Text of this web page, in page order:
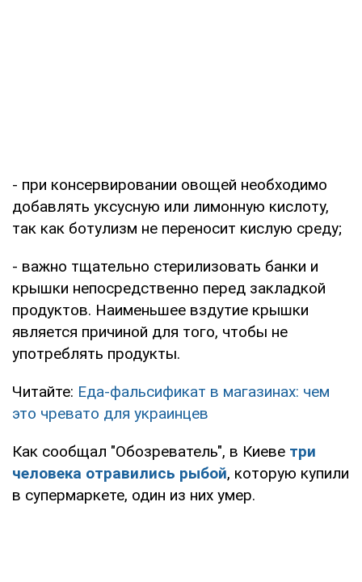
- при консервировании овощей необходимо
добавлять уксусную или лимонную кислоту,
так как ботулизм не переносит кислую среду;
- важно тщательно стерилизовать банки и
крышки непосредственно перед закладкой
продуктов. Наименьшее вздутие крышки
является причиной для того, чтобы не
употреблять продукты.
Читайте: Еда-фальсификат в магазинах: чем
это чревато для украинцев
Как сообщал "Обозреватель", в Киеве три
человека отравились рыбой, которую купили
в супермаркете, один из них умер.